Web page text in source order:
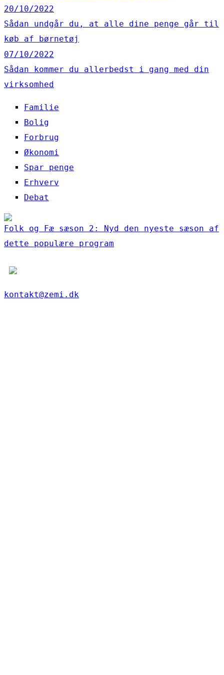
20/10/2022
Sådan undgår du, at alle dine penge går til
køb af børnetøj
07/10/2022
Sådan kommer du allerbedst i gang med din
virksomhed
Familie
Bolig
Forbrug
Økonomi
Spar penge
Erhverv
Debat
Folk og Fæ sæson 2: Nyd den nyeste sæson af
dette populære program
kontakt@zemi.dk